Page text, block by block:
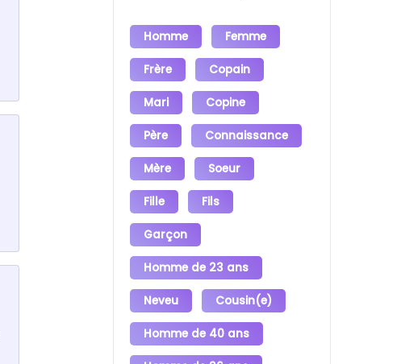
Homme Femme
Frère Copain
Mari Copine
Père Connaissance
Mère Soeur
Fille Fils
Garçon
Homme de 23 ans
Neveu Cousin(e)
Homme de 40 ans